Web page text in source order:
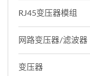
RJ45变压器模组
网路变压器/滤波器
变压器